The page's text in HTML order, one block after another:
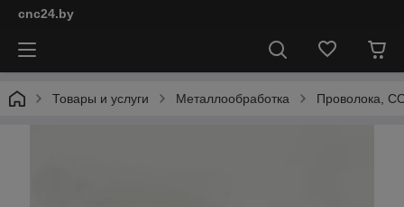
cnc24.by
Товары и услуги Металлообработка Проволока,